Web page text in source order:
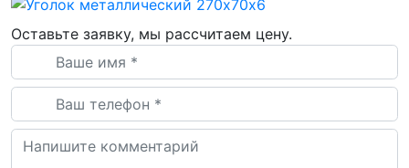
Оставьте заявку, мы рассчитаем цену.